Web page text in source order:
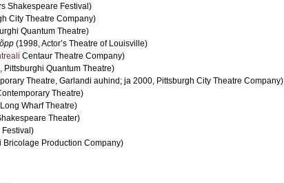
Shakespeare Festival)
City Theatre Company)
Quantum Theatre)
(1998, Actor’s Theatre of Louisville)
Centaur Theatre Company)
Pittsburghi Quantum Theatre)
Theatre, Garlandi auhind; ja 2000, Pittsburgh City Theatre Company)
Theatre)
Long Wharf Theatre)
Theater)
Festival)
Bricolage Production Company)